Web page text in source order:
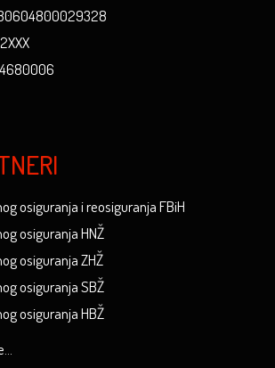
osiguranja i reosiguranja FBiH
osiguranja HNŽ
osiguranja ZHŽ
osiguranja SBŽ
osiguranja HBŽ